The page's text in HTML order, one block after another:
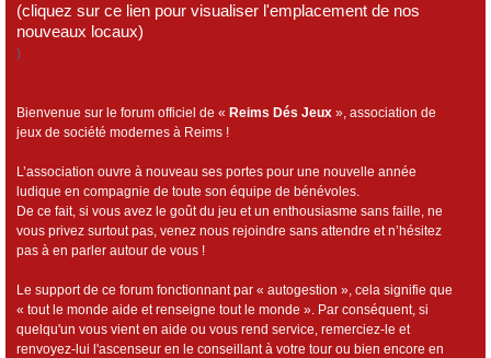
(cliquez sur ce lien pour visualiser l'emplacement de nos
nouveaux locaux)
)
Bienvenue sur le forum officiel de « Reims Dés Jeux », association de
jeux de société modernes à Reims !
L’association ouvre à nouveau ses portes pour une nouvelle année
ludique en compagnie de toute son équipe de bénévoles.
De ce fait, si vous avez le goût du jeu et un enthousiasme sans faille, ne
vous privez surtout pas, venez nous rejoindre sans attendre et n’hésitez
pas à en parler autour de vous !
Le support de ce forum fonctionnant par « autogestion », cela signifie que
« tout le monde aide et renseigne tout le monde ». Par conséquent, si
quelqu'un vous vient en aide ou vous rend service, remerciez-le et
renvoyez-lui l'ascenseur en le conseillant à votre tour ou bien encore en